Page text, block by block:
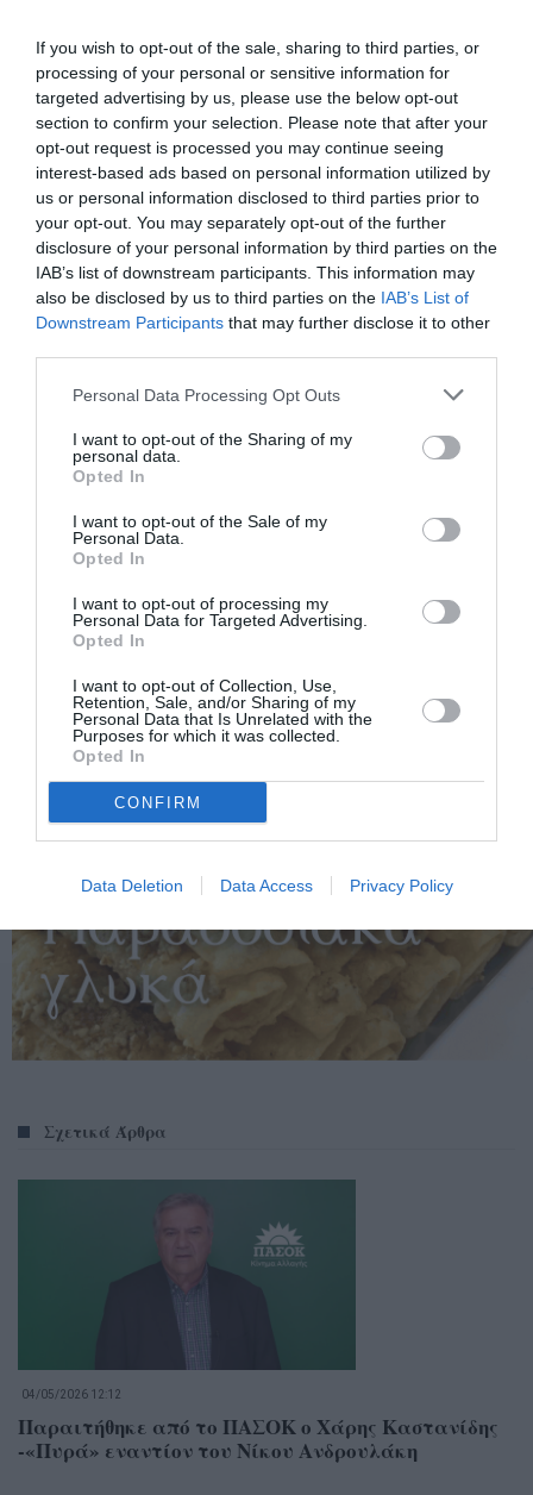
If you wish to opt-out of the sale, sharing to third parties, or
processing of your personal or sensitive information for
targeted advertising by us, please use the below opt-out
section to confirm your selection. Please note that after your
opt-out request is processed you may continue seeing
interest-based ads based on personal information utilized by
us or personal information disclosed to third parties prior to
your opt-out. You may separately opt-out of the further
disclosure of your personal information by third parties on the
IAB’s list of downstream participants. This information may
also be disclosed by us to third parties on the IAB’s List of
Downstream Participants that may further disclose it to other
Personal Data Processing Opt Outs
I want to opt-out of the Sharing of my
personal data.
Opted In
I want to opt-out of the Sale of my
Personal Data.
Opted In
I want to opt-out of processing my
Personal Data for Targeted Advertising.
Opted In
I want to opt-out of Collection, Use,
Retention, Sale, and/or Sharing of my
Personal Data that Is Unrelated with the
Purposes for which it was collected.
Opted In
CONFIRM
Data Deletion Data Access Privacy Policy
Σχετικά Άρθρα
04/05/2026 12:12
Παραιτήθηκε από το ΠΑΣΟΚ ο Χάρης Καστανίδης
-«Πυρά» εναντίον του Νίκου Ανδρουλάκη